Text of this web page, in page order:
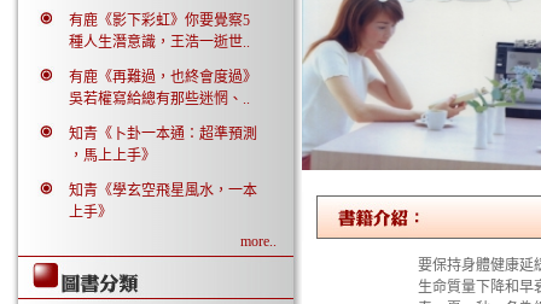
有鹿《影下彩虹》你要覺察5
種人生潛意識，王浩一逝世..
有鹿《再難過，也終會度過》
吳若權寫給總有那些迷惘、..
知青《卜卦一本通：超準預測
，馬上上手》
知青《學玄空飛星風水，一本
上手》
more..
要保持身體健康延
生命質量下降和早